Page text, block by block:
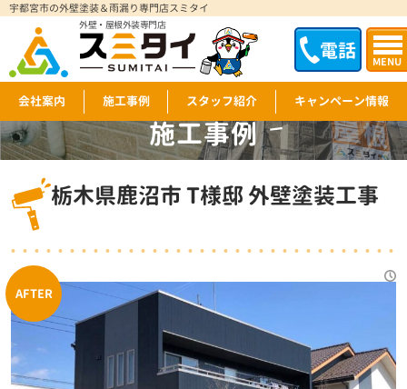
電話 MENU
宇都宮市の外壁塗装＆雨漏り専門店スミタイ
外壁・屋根外装専門店
会社案内 施工事例 スタッフ紹介 キャンペーン情報
施工事例
WORKS
栃木県鹿沼市 T様邸 外壁塗装工事